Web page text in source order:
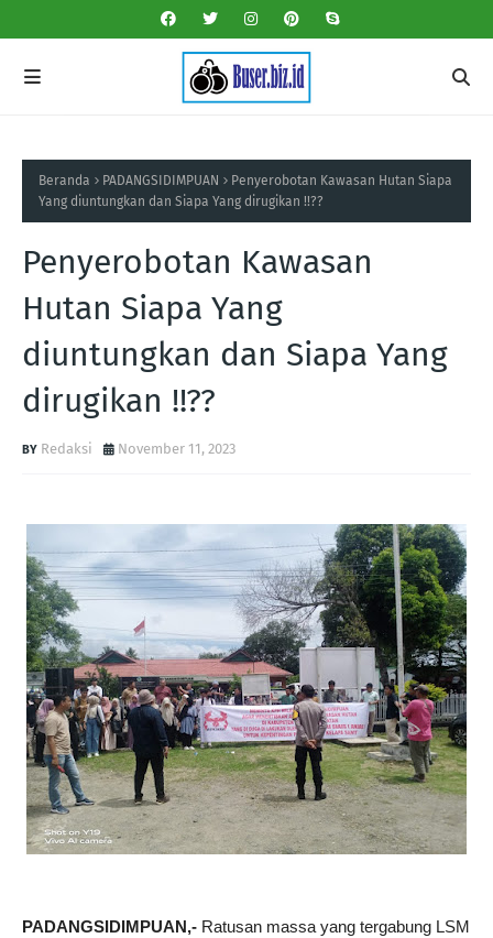
Beranda PADANGSIDIMPUAN
Penyerobotan Kawasan Hutan Siapa
Yang diuntungkan dan Siapa Yang dirugikan !!??
Penyerobotan Kawasan
Hutan Siapa Yang
diuntungkan dan Siapa Yang
dirugikan !!??
Redaksi November 11, 2023
PADANGSIDIMPUAN,- Ratusan massa yang tergabung LSM